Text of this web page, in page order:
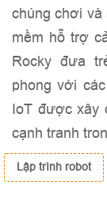
chúng chơi và
mềm hỗ trợ
Rocky đưa
phong với
IoT được xây
cạnh tranh
Lập trình robot